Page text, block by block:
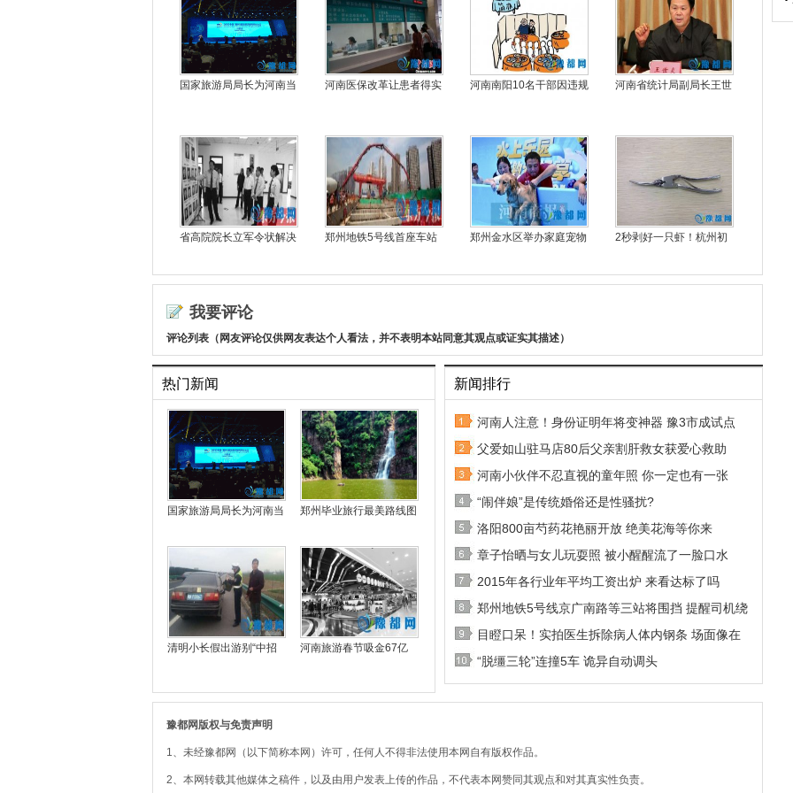
国家旅游局局长为河南当 河南医保改革让患者得实 河南南阳10名干部因违规 河南省统计局副局长王世
省高院院长立军令状解决 郑州地铁5号线首座车站 郑州金水区举办家庭宠物 2秒剥好一只虾！杭州初
我要评论
评论列表（网友评论仅供网友表达个人看法，并不表明本站同意其观点或证实其描述）
热门新闻
国家旅游局局长为河南当 郑州毕业旅行最美路线图
清明小长假出游别“中招 河南旅游春节吸金67亿
新闻排行
河南人注意！身份证明年将变神器 豫3市成试点
父爱如山驻马店80后父亲割肝救女获爱心救助
河南小伙伴不忍直视的童年照 你一定也有一张
“闹伴娘”是传统婚俗还是性骚扰?
洛阳800亩芍药花艳丽开放 绝美花海等你来
章子怡晒与女儿玩耍照 被小醒醒流了一脸口水
2015年各行业年平均工资出炉 来看达标了吗
郑州地铁5号线京广南路等三站将围挡 提醒司机绕
目瞪口呆！实拍医生拆除病人体内钢条 场面像在
“脱缰三轮”连撞5车 诡异自动调头
豫都网版权与免责声明
1、未经豫都网（以下简称本网）许可，任何人不得非法使用本网自有版权作品。
2、本网转载其他媒体之稿件，以及由用户发表上传的作品，不代表本网赞同其观点和对其真实性负责。